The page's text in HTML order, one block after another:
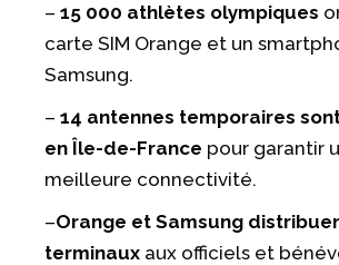
–15 000 athlètes olympiques
carte SIM Orange et un
Samsung.
–14 antennes temporaires
en Île-de-France pour garantir
meilleure connectivité.
–Orange et Samsung
terminaux aux officiels et